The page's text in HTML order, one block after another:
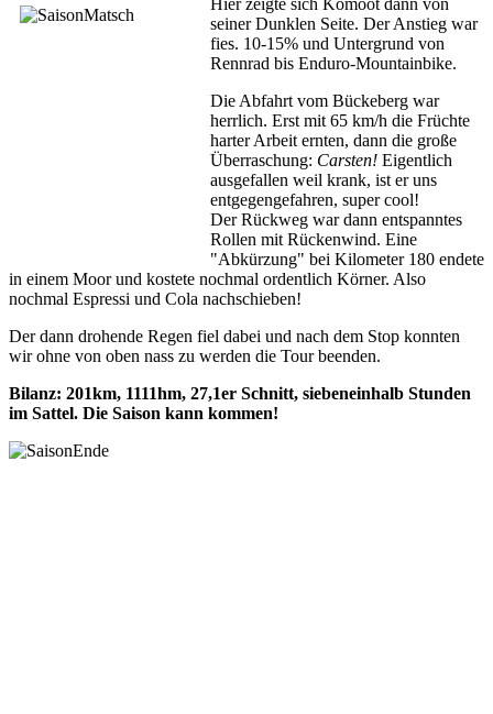
seiner Dunklen Seite. Der Anstieg war
fies. 10-15% und Untergrund von
Rennrad bis Enduro-Mountainbike.
Die Abfahrt vom Bückeberg war
herrlich. Erst mit 65 km/h die Früchte
harter Arbeit ernten, dann die große
Überraschung: Carsten! Eigentlich
ausgefallen weil krank, ist er uns
entgegengefahren, super cool!
Der Rückweg war dann entspanntes
Rollen mit Rückenwind. Eine
"Abkürzung" bei Kilometer 180 endete
in einem Moor und kostete nochmal ordentlich Körner. Also
nochmal Espressi und Cola nachschieben!
Der dann drohende Regen fiel dabei und nach dem Stop konnten
wir ohne von oben nass zu werden die Tour beenden.
Bilanz: 201km, 1111hm, 27,1er Schnitt, siebeneinhalb Stunden
im Sattel. Die Saison kann kommen!